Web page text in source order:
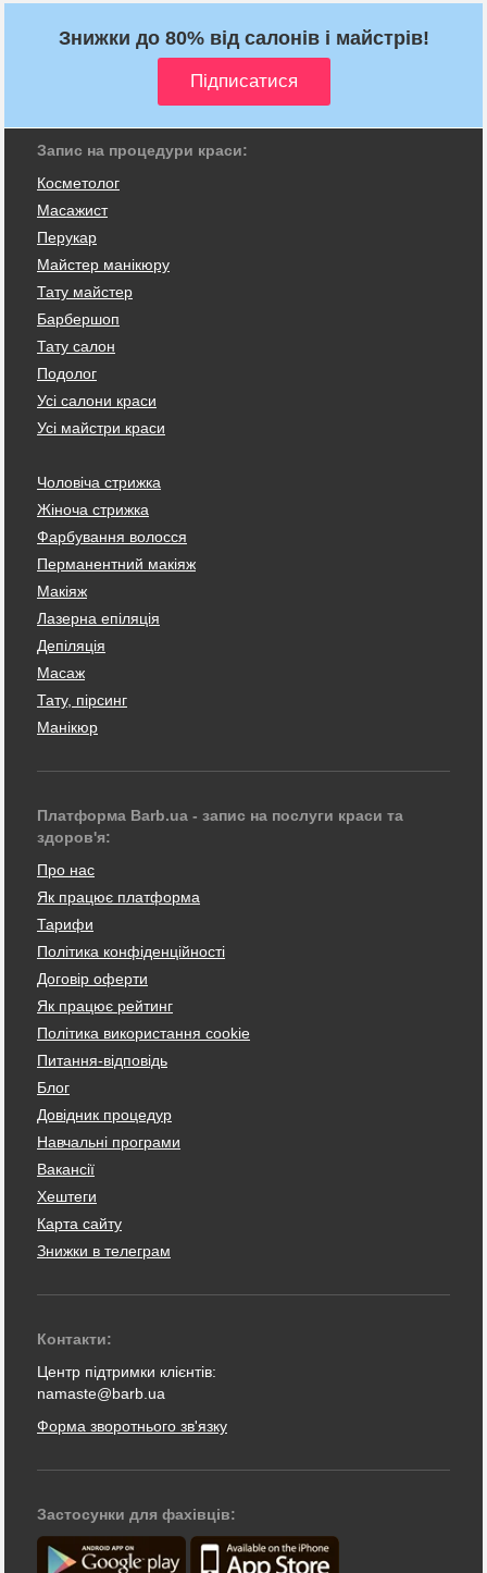
Знижки до 80% від салонів і майстрів!
Запис на процедури краси:
Косметолог
Масажист
Перукар
Майстер манікюру
Тату майстер
Барбершоп
Тату салон
Подолог
Усі салони краси
Усі майстри краси
Чоловіча стрижка
Жіноча стрижка
Фарбування волосся
Перманентний макіяж
Макіяж
Лазерна епіляція
Депіляція
Масаж
Тату, пірсинг
Манікюр
Платформа Barb.ua - запис на послуги краси та
здоров'я:
Про нас
Як працює платформа
Тарифи
Політика конфіденційності
Договір оферти
Як працює рейтинг
Політика використання cookie
Питання-відповідь
Блог
Довідник процедур
Навчальні програми
Вакансії
Хештеги
Карта сайту
Знижки в телеграм
Контакти:
Центр підтримки клієнтів:
namaste@barb.ua
Форма зворотнього зв'язку
Застосунки для фахівців: